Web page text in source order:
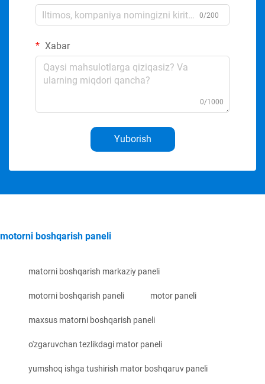
0/200
Xabar
0/1000
Yuborish
motorni boshqarish paneli
matorni boshqarish markaziy paneli
motorni boshqarish paneli motor paneli
maxsus matorni boshqarish paneli
o'zgaruvchan tezlikdagi mator paneli
yumshoq ishga tushirish mator boshqaruv paneli